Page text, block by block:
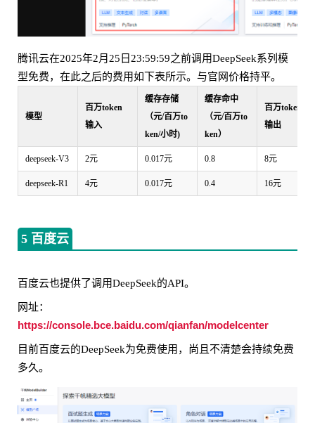
腾讯云在2025年2月25日23:59:59之前调用DeepSeek系列模
型免费，在此之后的费用如下表所示。与官网价格持平。
模型
百万token
输入
缓存存储
（元/百万to
ken/小时)
缓存命中
（元/百万to
ken）
百万token
输出
deepseek-V3 2元 0.017元 0.8 8元
deepseek-R1 4元 0.017元 0.4 16元
5 百度云
百度云也提供了调用DeepSeek的API。
网址：
https://console.bce.baidu.com/qianfan/modelcenter
目前百度云的DeepSeek为免费使用，尚且不清楚会持续免费
多久。